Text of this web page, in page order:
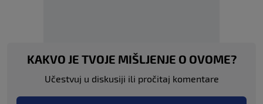
KAKVO JE TVOJE MIŠLJENJE O OVOME?
Učestvuj u diskusiji ili pročitaj komentare